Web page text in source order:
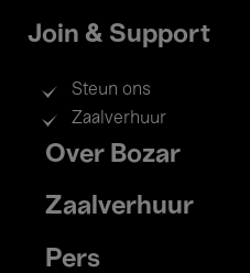
Join & Support
Steun ons
Zaalverhuur
Footer
menu
Over Bozar
Zaalverhuur
Pers